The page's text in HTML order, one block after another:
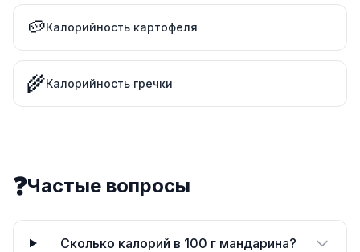
🥔Калорийность картофеля
🌾Калорийность гречки
❓Частые вопросы
Сколько калорий в 100 г мандарина?